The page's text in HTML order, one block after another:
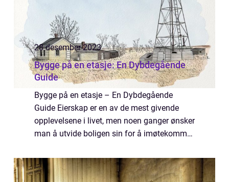
28 desember 2023
Bygge på en etasje: En Dybdegående
Guide
Bygge på en etasje – En Dybdegående
Guide Eierskap er en av de mest givende
opplevelsene i livet, men noen ganger ønsker
man å utvide boligen sin for å imøtekomme
plass. En populær måte å oppnå dette på ...